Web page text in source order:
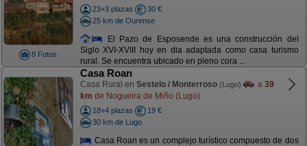
8 Fotos
23+3 plazas
30 €
25 km de Ourense
El Pazo de Esposende es una construcción del
Siglo XVI-XVIII hoy en dia adaptada como casa turismo
rural. Se encuentra ubicado en pleno cora ...
Casa Roan
Casa Rural en Sestelo / Monterroso (Lugo) a 39
km de Nogueira de Miño (Lugo)
18+4 plazas
19 €
30 km de Lugo
Casa Roan es un complejo turístico compuesto de dos